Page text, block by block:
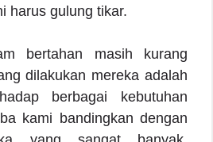
harus gulung tikar.
bertahan masih kurang
dilakukan mereka adalah
berbagai kebutuhan
kami bandingkan dengan